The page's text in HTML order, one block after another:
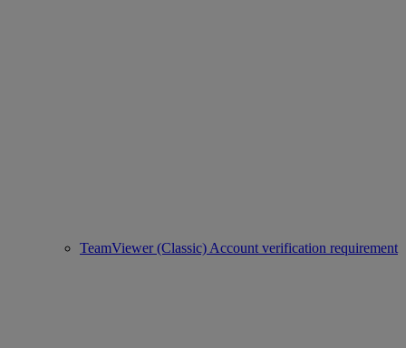
TeamViewer (Classic) Account verification requirement